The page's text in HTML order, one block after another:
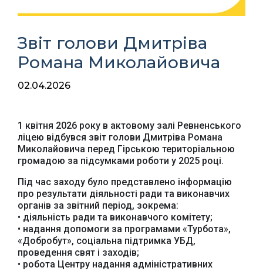
Звіт голови Дмитріва
Романа Миколайовича
02.04.2026
1 квітня 2026 року в актовому залі Ревненського
ліцею відбувся звіт голови Дмитріва Романа
Миколайовича перед Гірською територіальною
громадою за підсумками роботи у 2025 році.
Під час заходу було представлено інформацію
про результати діяльності ради та виконавчих
органів за звітний період, зокрема:
• діяльність ради та виконавчого комітету;
• надання допомоги за програмами «Турбота»,
«Добробут», соціальна підтримка УБД,
проведення свят і заходів;
• робота Центру надання адміністративних